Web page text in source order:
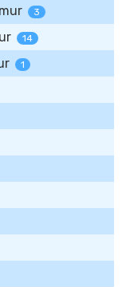
3
14
1